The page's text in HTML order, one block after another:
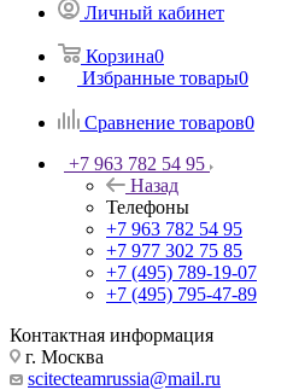
Личный кабинет
Корзина0
Избранные товары0
Сравнение товаров0
+7 963 782 54 95
Назад
Телефоны
+7 963 782 54 95
+7 977 302 75 85
+7 (495) 789-19-07
+7 (495) 795-47-89
Контактная информация
г. Москва
scitecteamrussia@mail.ru